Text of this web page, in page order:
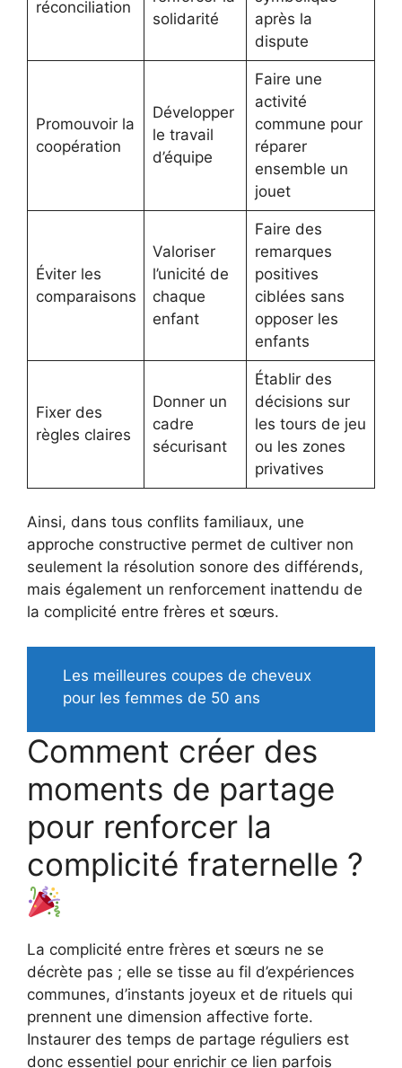
réconciliation
solidarité
après la
dispute
Promouvoir la
coopération
Développer
le travail
d’équipe
Faire une
activité
commune pour
réparer
ensemble un
jouet
Éviter les
comparaisons
Valoriser
l’unicité de
chaque
enfant
Faire des
remarques
positives
ciblées sans
opposer les
enfants
Fixer des
règles claires
Donner un
cadre
sécurisant
Établir des
décisions sur
les tours de jeu
ou les zones
privatives
Ainsi, dans tous conflits familiaux, une
approche constructive permet de cultiver non
seulement la résolution sonore des différends,
mais également un renforcement inattendu de
la complicité entre frères et sœurs.
Les meilleures coupes de cheveux
pour les femmes de 50 ans
Comment créer des
moments de partage
pour renforcer la
complicité fraternelle ?
La complicité entre frères et sœurs ne se
décrète pas ; elle se tisse au fil d’expériences
communes, d’instants joyeux et de rituels qui
prennent une dimension affective forte.
Instaurer des temps de partage réguliers est
donc essentiel pour enrichir ce lien parfois